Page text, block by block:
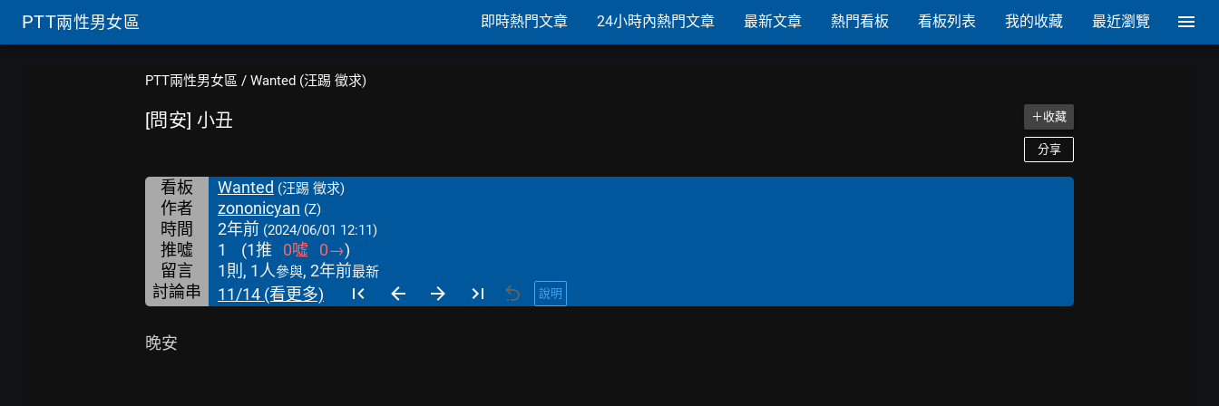
PTT兩性男女區 即時熱門文章 24小時內熱門文章 最新文章 熱門看板 看板列表 我的收藏 最近瀏覽
PTT兩性男女區 / Wanted (汪踢 徵求)
[問安] 小丑 ＋收藏
分享
看板 Wanted (汪踢 徵求)
作者 zononicyan (Z)
時間 2年前 (2024/06/01 12:11)
推噓 1 (1推 0噓 0→)
留言
1則, 1人參與, 2年前最新
討論串 11/14 (看更多) 說明
晚安